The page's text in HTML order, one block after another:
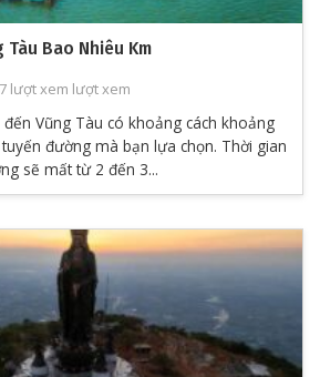
Tàu Bao Nhiêu Km
lượt xem lượt xem
đến Vũng Tàu có khoảng cách khoảng
đường mà bạn lựa chọn. Thời gian
sẽ mất từ 2 đến 3...